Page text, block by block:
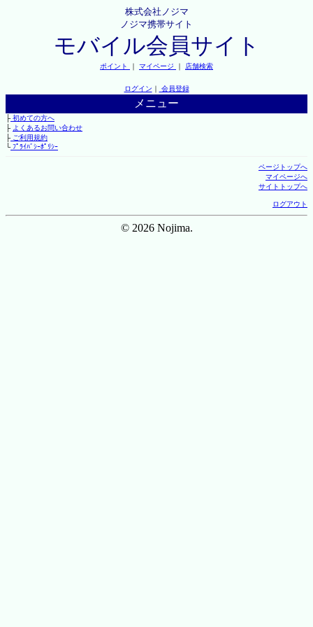
株式会社ノジマ
ノジマ携帯サイト
モバイル会員サイト
ポイント ｜ マイページ ｜ 店舗検索
ログイン ｜ 会員登録
メニュー
├初めての方へ
├ よくあるお問い合わせ
├ご利用規約
└ﾌﾟﾗｲﾊﾞｼｰﾎﾟﾘｼｰ
ページトップへ
マイページへ
サイトトップへ
ログアウト
© 2026 Nojima.